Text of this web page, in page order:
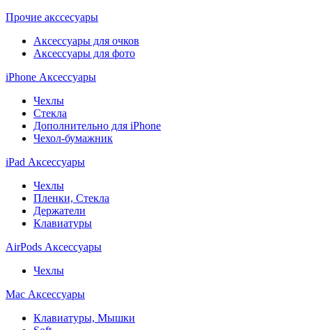
Прочие акссесуары
Аксессуары для очков
Аксессуары для фото
iPhone Аксессуары
Чехлы
Стекла
Дополнительно для iPhone
Чехол-бумажник
iPad Аксессуары
Чехлы
Пленки, Стекла
Держатели
Клавиатуры
AirPods Аксессуары
Чехлы
Mac Аксессуары
Клавиатуры, Мышки